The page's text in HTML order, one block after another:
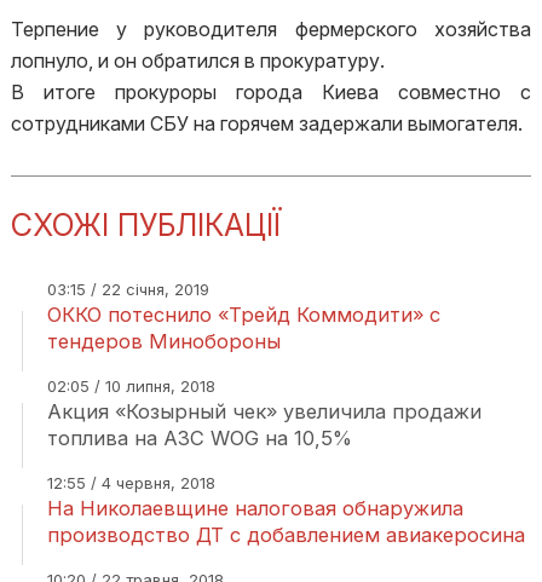
Терпение у руководителя фермерского хозяйства
лопнуло, и он обратился в прокуратуру.
В итоге прокуроры города Киева совместно с
сотрудниками СБУ на горячем задержали вымогателя.
СХОЖІ ПУБЛІКАЦІЇ
03:15 / 22 січня, 2019
ОККО потеснило «Трейд Коммодити» с
тендеров Минобороны
02:05 / 10 липня, 2018
Акция «Козырный чек» увеличила продажи
топлива на АЗС WOG на 10,5%
12:55 / 4 червня, 2018
На Николаевщине налоговая обнаружила
производство ДТ с добавлением авиакеросина